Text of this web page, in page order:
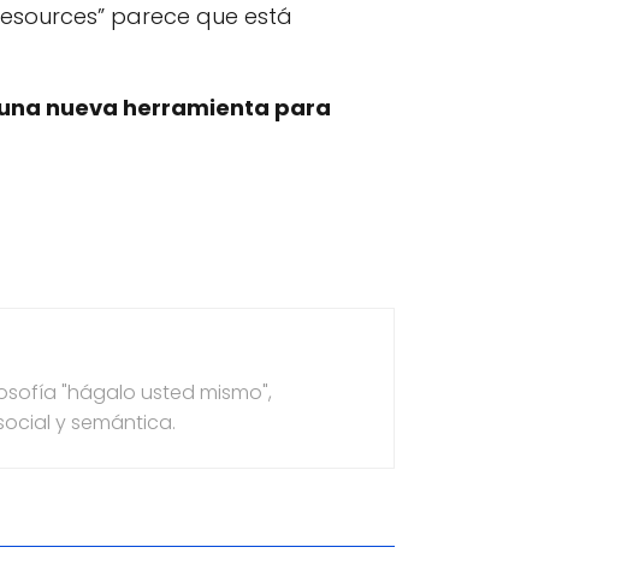
parece que está
nueva herramienta para
"hágalo usted mismo",
y semántica.